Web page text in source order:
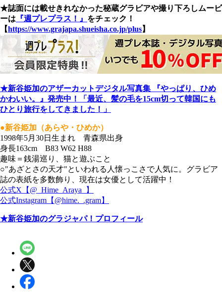
★誌面には載せきれなかった秘蔵グラビアや撮り下ろしムービ
ーは 『週プレプラス！』 をチェック！
【https://www.grajapa.shueisha.co.jp/plus】
★新谷姫加のアザーカットデジタル写真集 『やっぱり、ひめ
かわいい。』発売中！「最近、髪の毛を15cm切って韓国にも
ひとり旅行をしてきました！」
●新谷姫加（あらや・ひめか）
1998年5月30日生まれ 青森県出身
身長163cm B83 W62 H88
趣味＝銭湯巡り、猫と遊ぶこと
○"あざとさの天才"といわれる人懐っこさで人気に。グラビア
誌の表紙を多数飾り、現在は女優として活躍中！
公式X【@_Hime_Araya_】
公式Instagram【@hime._.gram】
★新谷姫加のグラジャパ！プロフィール